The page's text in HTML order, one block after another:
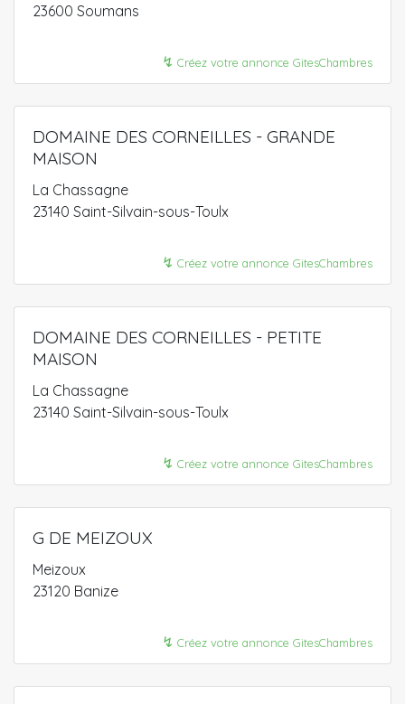
23600 Soumans
↯ Créez votre annonce GitesChambres
DOMAINE DES CORNEILLES - GRANDE
MAISON
La Chassagne
23140 Saint-Silvain-sous-Toulx
↯ Créez votre annonce GitesChambres
DOMAINE DES CORNEILLES - PETITE
MAISON
La Chassagne
23140 Saint-Silvain-sous-Toulx
↯ Créez votre annonce GitesChambres
G DE MEIZOUX
Meizoux
23120 Banize
↯ Créez votre annonce GitesChambres